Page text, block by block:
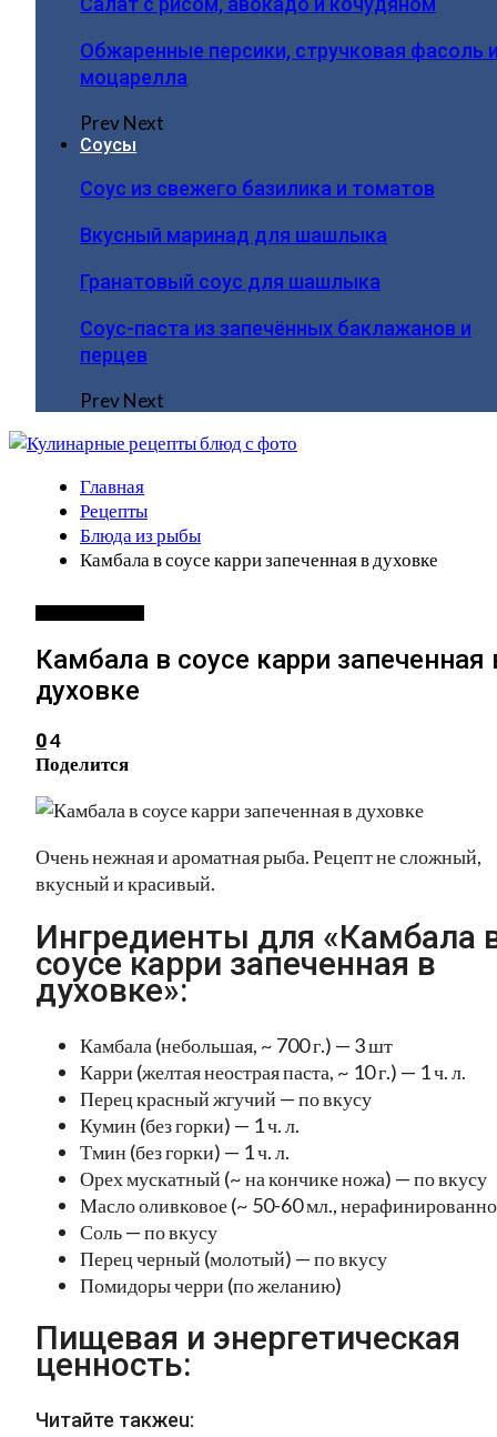
Обжаренные персики, стручковая фасоль
моцарелла
PrevNext
Соусы
Соус из свежего базилика и томатов
Вкусный маринад для шашлыка
Гранатовый соус для шашлыка
Соус-паста из запечённых баклажанов и
перцев
PrevNext
Главная
Рецепты
Блюда из рыбы
Камбала в соусе карри запеченная в духовке
Камбала в соусе карри запеченная
духовке
04
Поделится
Очень нежная и ароматная рыба. Рецепт не сложный,
вкусный и красивый.
Ингредиенты для «Камбала
соусе карри запеченная в
духовке»:
Камбала (небольшая, ~ 700 г.) — 3 шт
Карри (желтая неострая паста, ~ 10 г.) — 1 ч. л.
Перец красный жгучий — по вкусу
Кумин (без горки) — 1 ч. л.
Тмин (без горки) — 1 ч. л.
Орех мускатный (~ на кончике ножа) — по вкусу
Масло оливковое (~ 50-60 мл.,
Соль — по вкусу
Перец черный (молотый) — по вкусу
Помидоры черри (по желанию)
Пищевая и энергетическая
ценность:
Читайте такжеu: